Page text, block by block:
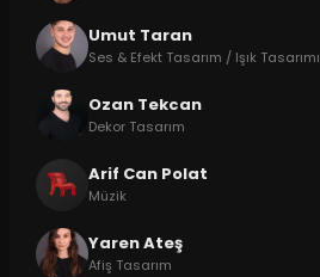
Umut Taran
Ses & Efekt Tasarım / Işık Tasarımı
Ozan Tekcan
Dekor Tasarım
Arif Can Polat
Müzik
Yaren Ateş
Afiş Tasarım